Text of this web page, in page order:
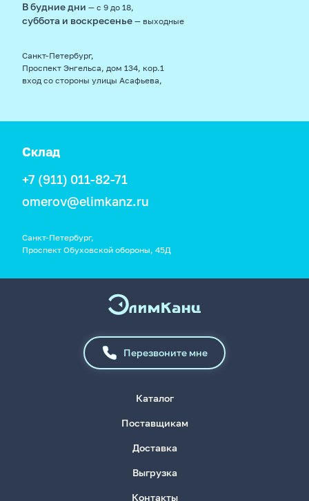
В будние дни — с 9 до 18,
суббота и воскресенье — выходные
Санкт-Петербург,
Проспект Энгельса, дом 134, кор.1
вход со стороны улицы Асафьева,
Склад
+7 (911) 011-82-71
omerov@elimkanz.ru
Санкт-Петербург,
Проспект Обуховской обороны, 45Д
Перезвоните мне
Каталог
Поставщикам
Доставка
Выгрузка
Контакты